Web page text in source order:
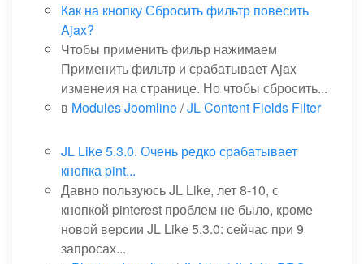
Как на кнопку Сбросить фильтр повесить
Ajax?
Чтобы применить фильр нажимаем
Применить фильтр и срабатывает Ajax
изменеия на странице. Но чтобы сбросить...
в Modules Joomline/JL Content Fields Filter
JL Like 5.3.0. Очень редко срабатывает
кнопка pint...
Давно пользуюсь JL Like, лет 8-10, с
кнопкой pinterest проблем не было, кроме
новой версии JL Like 5.3.0: сейчас при 9
запросах...